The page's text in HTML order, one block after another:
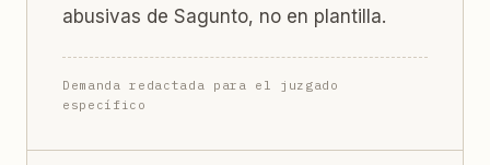
abusivas de Sagunto, no en plantilla.
Demanda redactada para el juzgado
específico